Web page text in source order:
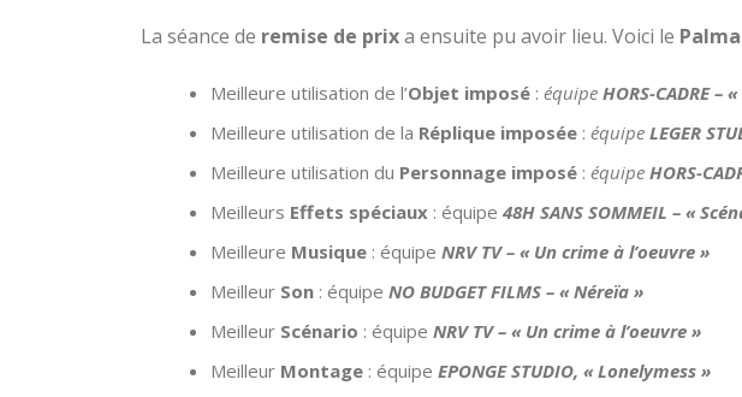
La séance de remise de prixa ensuite pu avoir lieu. Voici le
Meilleure utilisation de l’Objet imposé: équipe HORS-CADRE –
Meilleure utilisation de la Réplique imposée: équipe LEGER
Meilleure utilisation du Personnage imposé: équipe HORS-
Meilleurs Effets spéciaux: équipe 48H SANS SOMMEIL – «
Meilleure Musique: équipe NRV TV – « Un crime à l’oeuvre »
Meilleur Son: équipe NO BUDGET FILMS – « Néreïa »
Meilleur Scénario : équipe NRV TV – « Un crime à l’oeuvre »
Meilleur Montage: équipe EPONGE STUDIO, « Lonelymess »